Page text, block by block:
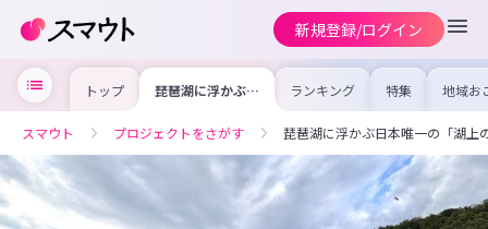
新規登録/ログイン
トップ 琵琶湖に浮かぶ日
本唯一の「湖上の
の取り組みをご紹
介します
ランキング 特集 地域お
の求
を集め
事内
を比
合った
けよう
スマウト プロジェクトをさがす 琵琶湖に浮かぶ日本唯一の「湖上